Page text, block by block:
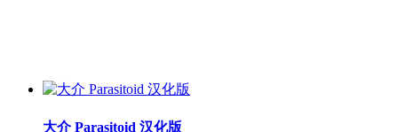
大介 Parasitoid 汉化版